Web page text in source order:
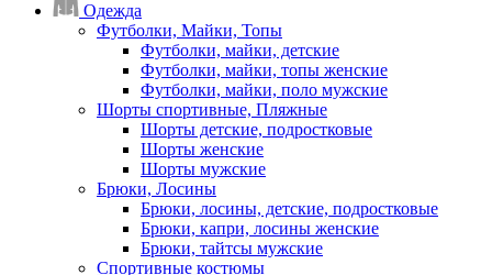
Одежда
Футболки, Майки, Топы
Футболки, майки, детские
Футболки, майки, топы женские
Футболки, майки, поло мужские
Шорты спортивные, Пляжные
Шорты детские, подростковые
Шорты женские
Шорты мужские
Брюки, Лосины
Брюки, лосины, детские, подростковые
Брюки, капри, лосины женские
Брюки, тайтсы мужские
Спортивные костюмы